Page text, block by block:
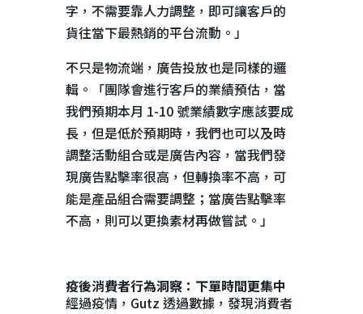
字，不需要靠人力調整，即可讓客戶的
貨往當下最熱銷的平台流動。」
不只是物流端，廣告投放也是同樣的邏
輯。「團隊會進行客戶的業績預估，當
我們預期本月 1-10 號業績數字應該要成
長，但是低於預期時，我們也可以及時
調整活動組合或是廣告內容，當我們發
現廣告點擊率很高，但轉換率不高，可
能是產品組合需要調整；當廣告點擊率
不高，則可以更換素材再做嘗試。」
疫後消費者行為洞察：下單時間更集中
經過疫情， Gutz 透過數據，發現消費者